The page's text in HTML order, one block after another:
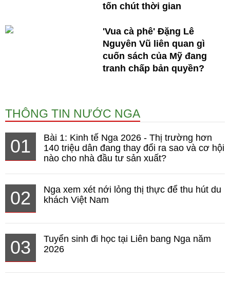
tốn chút thời gian
'Vua cà phê' Đặng Lê
Nguyên Vũ liên quan gì
cuốn sách của Mỹ đang
tranh chấp bản quyền?
THÔNG TIN NƯỚC NGA
01
Bài 1: Kinh tế Nga 2026 - Thị trường hơn
140 triệu dân đang thay đổi ra sao và cơ hội
nào cho nhà đầu tư sản xuất?
02
Nga xem xét nới lỏng thị thực để thu hút du
khách Việt Nam
03
Tuyển sinh đi học tại Liên bang Nga năm
2026